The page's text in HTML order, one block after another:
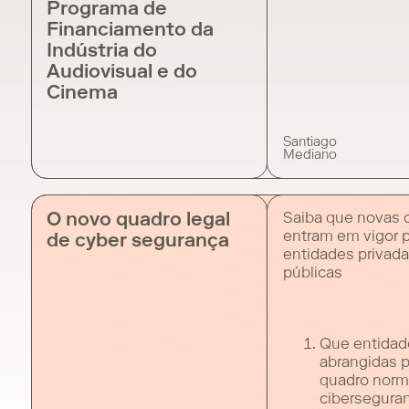
Programa de
Financiamento da
Indústria do
Audiovisual e do
Cinema
Produção
Cinematográfica
Santiago
Mediano
O novo quadro legal
de cyber segurança
Saiba que novas
entram em vigor
entidades
públicas
Que
abrangidas
quadro